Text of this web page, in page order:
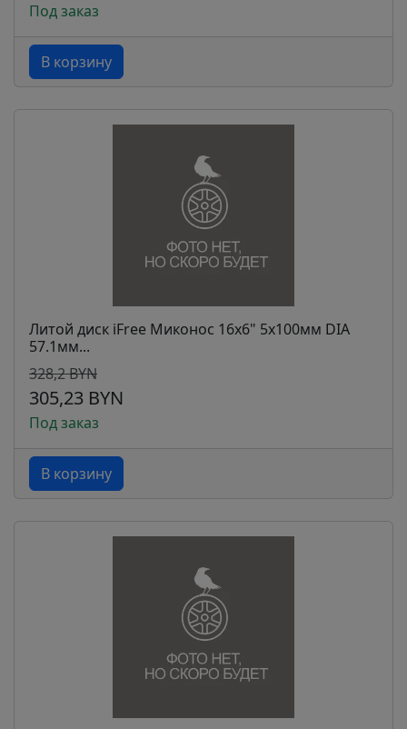
Под заказ
В корзину
Литой диск iFree Миконос 16x6" 5x100мм DIA
57.1мм...
328,2 BYN
305,23 BYN
Под заказ
В корзину